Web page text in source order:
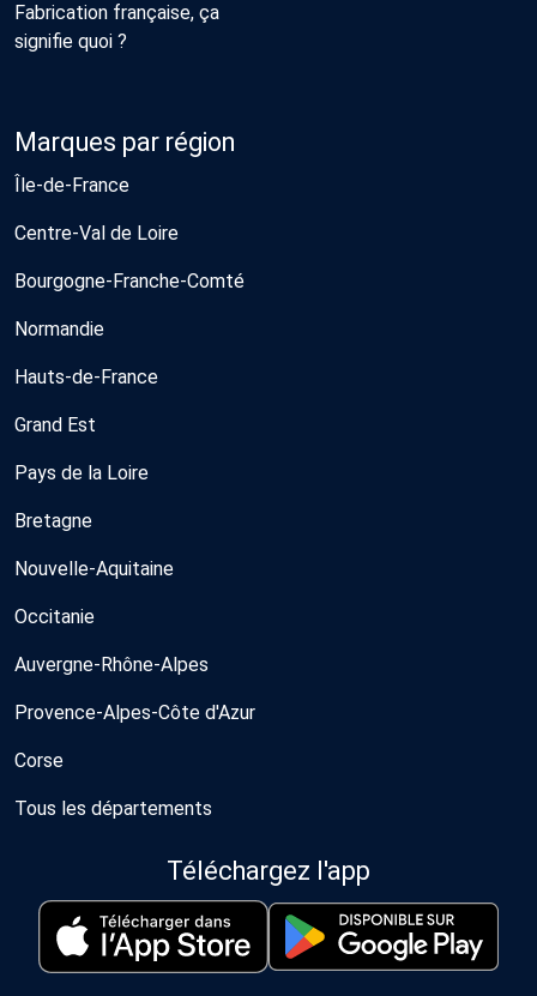
Fabrication française, ça
signifie quoi ?
Marques par région
Île-de-France
Centre-Val de Loire
Bourgogne-Franche-Comté
Normandie
Hauts-de-France
Grand Est
Pays de la Loire
Bretagne
Nouvelle-Aquitaine
Occitanie
Auvergne-Rhône-Alpes
Provence-Alpes-Côte d'Azur
Corse
Tous les départements
Téléchargez l'app